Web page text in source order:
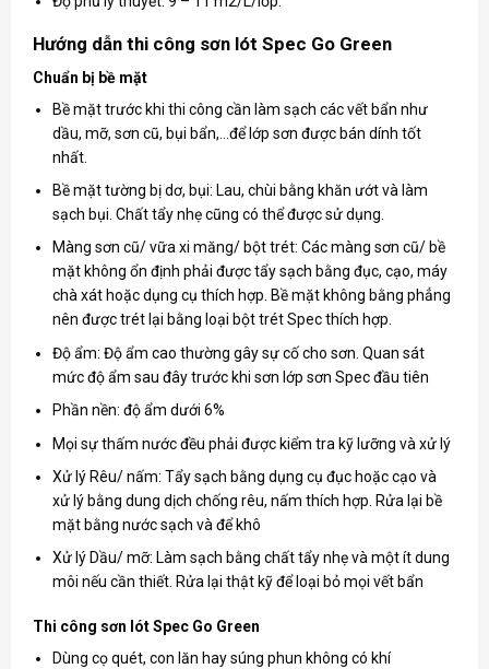
Hướng dẫn thi công sơn lót Spec Go Green
Chuẩn bị bề mặt
Bề mặt trước khi thi công cần làm sạch các vết bẩn như
dầu, mỡ, sơn cũ, bụi bẩn,…để lớp sơn được bán dính tốt
nhất.
Bề mặt tường bị dơ, bụi: Lau, chùi bằng khăn ướt và làm
sạch bụi. Chất tẩy nhẹ cũng có thể được sử dụng.
Màng sơn cũ/ vữa xi măng/ bột trét: Các màng sơn cũ/ bề
mặt không ổn định phải được tẩy sạch bằng đục, cạo, máy
chà xát hoặc dụng cụ thích hợp. Bề mặt không bằng phẳng
nên được trét lại bằng loại bột trét Spec thích hợp.
Độ ẩm: Độ ẩm cao thường gây sự cố cho sơn. Quan sát
mức độ ẩm sau đây trước khi sơn lớp sơn Spec đầu tiên
Phần nền: độ ẩm dưới 6%
Mọi sự thấm nước đều phải được kiểm tra kỹ lưỡng và xử lý
Xử lý Rêu/ nấm: Tẩy sạch bằng dụng cụ đục hoặc cạo và
xử lý bằng dung dịch chống rêu, nấm thích hợp. Rửa lại bề
mặt bằng nước sạch và để khô
Xử lý Dầu/ mỡ: Làm sạch bằng chất tẩy nhẹ và một ít dung
môi nếu cần thiết. Rửa lại thật kỹ để loại bỏ mọi vết bẩn
Thi công sơn lót Spec Go Green
Dùng cọ quét, con lăn hay súng phun không có khí